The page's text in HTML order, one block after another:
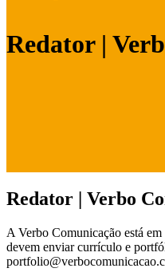
Redator |
Redator | Verbo
A Verbo Comunicação está
devem enviar currículo e